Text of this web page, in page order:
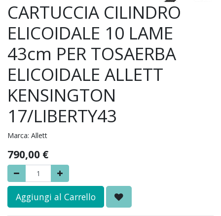
CARTUCCIA CILINDRO
ELICOIDALE 10 LAME
43cm PER TOSAERBA
ELICOIDALE ALLETT
KENSINGTON
17/LIBERTY43
Marca: Allett
790,00 €
Aggiungi al Carrello